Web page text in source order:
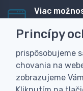
Viac
dobierku
Vyrobíme Vám
Skúsenosť
Princípy
prispôsobujeme
chovania na
zobrazujeme